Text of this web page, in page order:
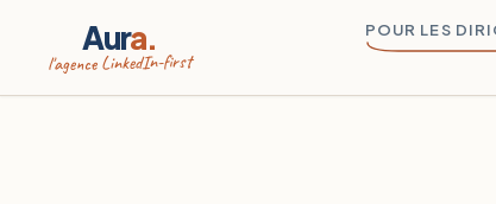
Aura.
l'agence LinkedIn-first
POUR LES